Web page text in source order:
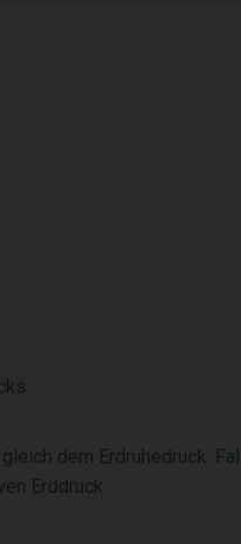
dem Erdruhedruck.
Erddruck.